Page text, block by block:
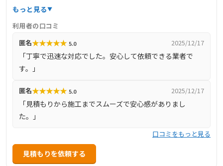
応しています。現地調査は無料で実施しており、雨漏りや
者です。
もっと見る
利用者の口コミ
匿名★★★★★ 5.0 2025/12/17
「丁寧で迅速な対応でした。安心して依頼できる業者で
す。」
匿名★★★★★ 5.0 2025/12/17
「見積もりから施工までスムーズで安心感がありまし
た。」
口コミをもっと見る
見積もりを依頼する